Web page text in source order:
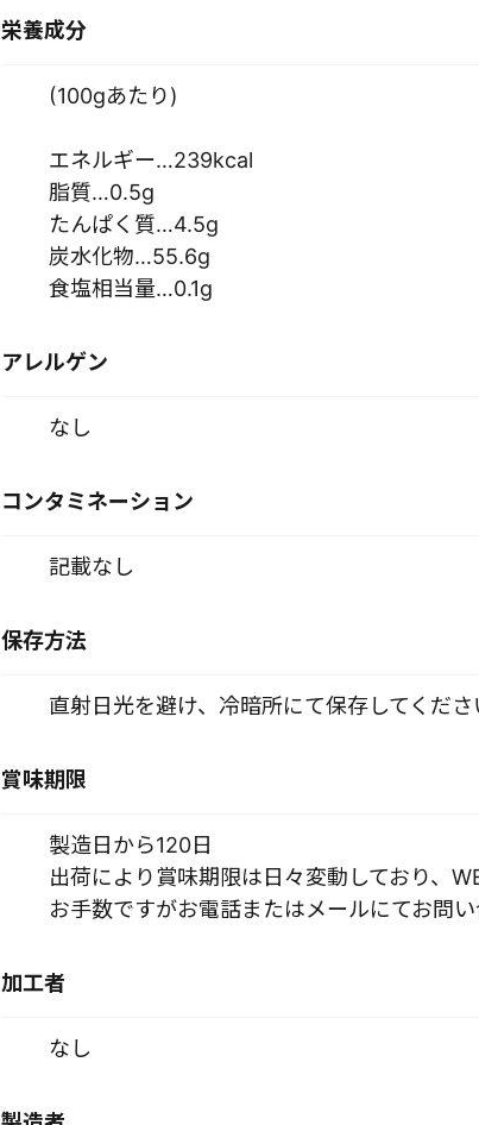
栄養成分
(100gあたり)
エネルギー…239kcal
脂質…0.5g
たんぱく質…4.5g
炭水化物…55.6g
食塩相当量…0.1g
アレルゲン
なし
コンタミネーション
記載なし
保存方法
直射日光を避け、冷暗所にて保存してくださ
賞味期限
製造日から120日
出荷により賞味期限は日々変動しており、
お手数ですがお電話またはメールにてお問い
加工者
なし